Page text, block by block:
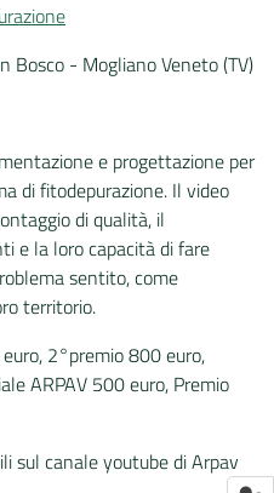
Bosco - Mogliano Veneto (TV)
e progettazione per
di fitodepurazione. Il video
di qualità, il
e la loro capacità di fare
sentito, come
territorio.
2°premio 800 euro,
ARPAV 500 euro, Premio
sul canale youtube di Arpav